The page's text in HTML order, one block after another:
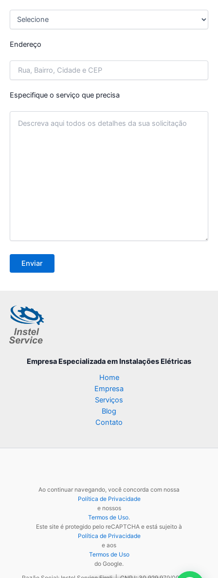
Endereço
Especifique o serviço que precisa
Empresa Especializadaem Instalações Elétricas
Home
Empresa
Serviços
Blog
Contato
Ao continuar navegando, você concorda com nossa
Política de Privacidade
e nossos
Termos de Uso.
Este site é protegido pelo reCAPTCHA e está sujeito à
Política de Privacidade
e aos
Termos de Uso
do Google.